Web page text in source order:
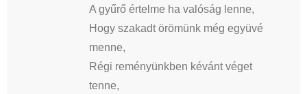
A gyűrő értelme ha valóság lenne,
Hogy szakadt örömünk még együvé
menne,
Régi reményünkben kévánt véget
tenne,